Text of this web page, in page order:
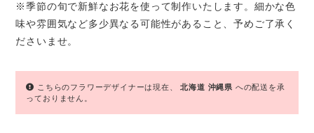
※季節の旬で新鮮なお花を使って制作いたします。細かな色
味や雰囲気など多少異なる可能性があること、予めご了承く
ださいませ。
こちらのフラワーデザイナーは現在、北海道 沖縄県 への配送を承
っておりません。